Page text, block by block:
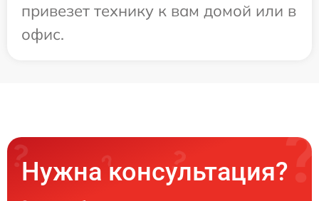
привезет технику к вам домой или в
офис.
Нужна консультация?